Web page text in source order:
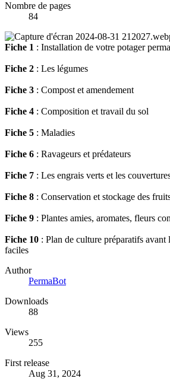
Nombre de pages
84
Fiche 1 : Installation de votre potager
Fiche 2 : Les légumes
Fiche 3 : Compost et amendement
Fiche 4 : Composition et travail du sol
Fiche 5 : Maladies
Fiche 6 : Ravageurs et prédateurs
Fiche 7 : Les engrais verts et les
Fiche 8 : Conservation et stockage des
Fiche 9 : Plantes amies, aromates, fleurs
Fiche 10 : Plan de culture préparatifs avant
faciles
Author
PermaBot
Downloads
88
Views
255
First release
Aug 31, 2024